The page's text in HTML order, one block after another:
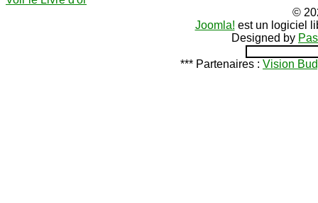
©
Joomla! est un logiciel
Designed by
*** Partenaires : Vision